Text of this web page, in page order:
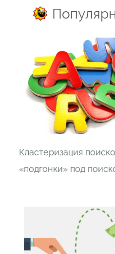
Кластеризация
«подгонки» под